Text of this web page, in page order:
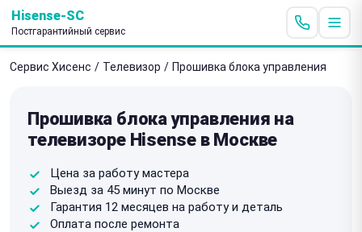
Hisense-SC
Постгарантийный сервис
Сервис Хисенс / Телевизор / Прошивка блока управления
Прошивка блока управления на
телевизоре Hisense в Москве
Цена за работу мастера
Выезд за 45 минут по Москве
Гарантия 12 месяцев на работу и деталь
Оплата после ремонта